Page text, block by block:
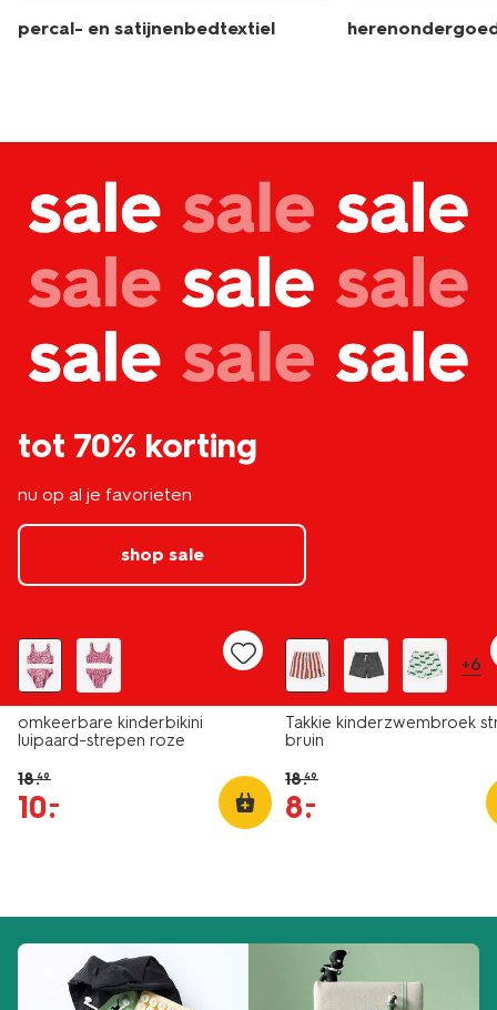
percal- en satijnenbedtextiel
tot 70% korting
nu op al je favorieten
shop sale
omkeerbare kinderbikini
luipaard-strepen roze
18.49
10.
–
+6
Takkie kinderzwembroek
bruin
18.49
8.
–